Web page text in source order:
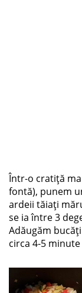
Într-o cratiță
fontă), punem
ardeii tăiați
se ia între 3
Adăugăm
circa 4-5